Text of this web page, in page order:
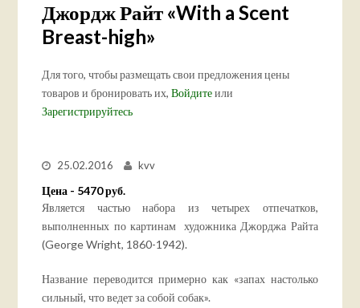
Джордж Райт «With a Scent
Breast-high»
Для того, чтобы размещать свои предложения цены
товаров и бронировать их,Войдитеили
Зарегистрируйтесь
25.02.2016 kvv
Цена - 5470 руб.
Является частью набора из четырех отпечатков,
выполненных по картинам художника Джорджа Райта
(George Wright, 1860-1942).
Название переводится примерно как «запах настолько
сильный, что ведет за собой собак».